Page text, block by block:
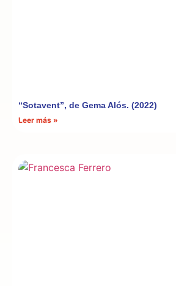
“Sotavent”, de Gema Alós. (2022)
Leer más »